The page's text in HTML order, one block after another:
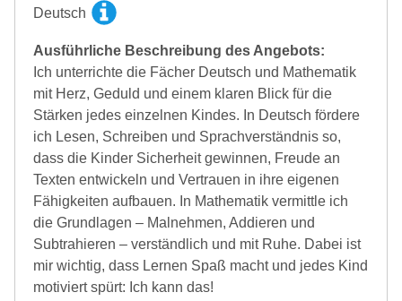
Deutsch
Ausführliche Beschreibung des Angebots:
Ich unterrichte die Fächer Deutsch und Mathematik
mit Herz, Geduld und einem klaren Blick für die
Stärken jedes einzelnen Kindes. In Deutsch fördere
ich Lesen, Schreiben und Sprachverständnis so,
dass die Kinder Sicherheit gewinnen, Freude an
Texten entwickeln und Vertrauen in ihre eigenen
Fähigkeiten aufbauen. In Mathematik vermittle ich
die Grundlagen – Malnehmen, Addieren und
Subtrahieren – verständlich und mit Ruhe. Dabei ist
mir wichtig, dass Lernen Spaß macht und jedes Kind
motiviert spürt: Ich kann das!